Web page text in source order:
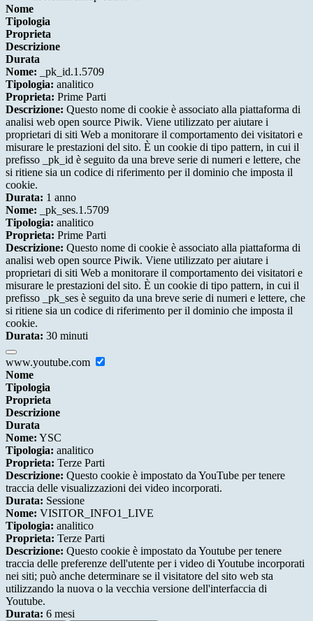
Nome
Tipologia
Proprieta
Descrizione
Durata
Nome: _pk_id.1.5709
Tipologia: analitico
Proprieta: Prime Parti
Descrizione: Questo nome di cookie è associato alla piattaforma di
analisi web open source Piwik. Viene utilizzato per aiutare i
proprietari di siti Web a monitorare il comportamento dei visitatori e
misurare le prestazioni del sito. È un cookie di tipo pattern, in cui il
prefisso _pk_id è seguito da una breve serie di numeri e lettere, che
si ritiene sia un codice di riferimento per il dominio che imposta il
cookie.
Durata: 1 anno
Nome: _pk_ses.1.5709
Tipologia: analitico
Proprieta: Prime Parti
Descrizione: Questo nome di cookie è associato alla piattaforma di
analisi web open source Piwik. Viene utilizzato per aiutare i
proprietari di siti Web a monitorare il comportamento dei visitatori e
misurare le prestazioni del sito. È un cookie di tipo pattern, in cui il
prefisso _pk_ses è seguito da una breve serie di numeri e lettere, che
si ritiene sia un codice di riferimento per il dominio che imposta il
cookie.
Durata: 30 minuti
www.youtube.com
Nome
Tipologia
Proprieta
Descrizione
Durata
Nome: YSC
Tipologia: analitico
Proprieta: Terze Parti
Descrizione: Questo cookie è impostato da YouTube per tenere
traccia delle visualizzazioni dei video incorporati.
Durata: Sessione
Nome: VISITOR_INFO1_LIVE
Tipologia: analitico
Proprieta: Terze Parti
Descrizione: Questo cookie è impostato da Youtube per tenere
traccia delle preferenze dell'utente per i video di Youtube incorporati
nei siti; può anche determinare se il visitatore del sito web sta
utilizzando la nuova o la vecchia versione dell'interfaccia di
Youtube.
Durata: 6 mesi